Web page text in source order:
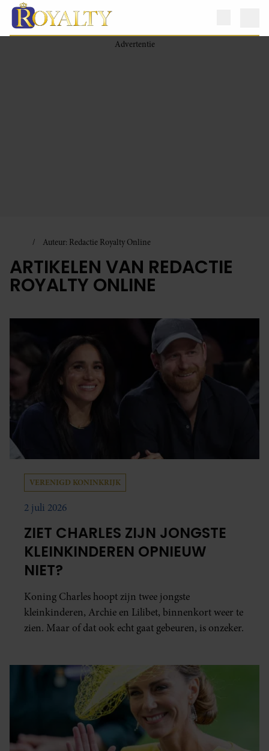
Auteur: Redactie Royalty Online
ARTIKELEN VAN REDACTIE
ROYALTY ONLINE
VERENIGD KONINKRIJK
2 juli 2026
ZIET CHARLES ZIJN JONGSTE
KLEINKINDEREN OPNIEUW
NIET?
Koning Charles hoopt zijn twee jongste
kleinkinderen, Archie en Lilibet, binnenkort weer te
zien. Maar of dat ook echt gaat gebeuren, is onzeker.